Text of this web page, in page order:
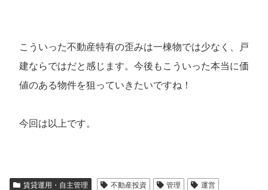
こういった不動産特有の歪みは一棟物では少なく、戸
建ならではだと感じます。今後もこういった本当に価
値のある物件を狙っていきたいですね！
今回は以上です。
賃貸運用・自主管理 不動産投資 管理 運営